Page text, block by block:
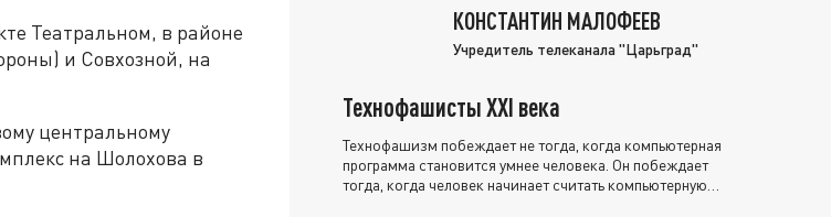
Театральном, в районе
и Совхозной, на
центральному
на Шолохова в
КОНСТАНТИН МАЛОФЕЕВ
Учредитель телеканала "Царьград"
Технофашисты XXI века
Технофашизм побеждает не тогда, когда компьютерная
программа становится умнее человека. Он побеждает
тогда, когда человек начинает считать компьютерную